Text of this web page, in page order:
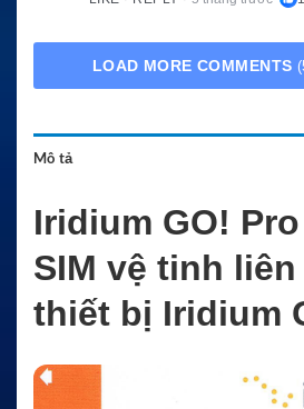
LOAD MORE COMMENTS
Mô tả
Iridium GO!
SIM vệ tinh
thiết bị Iridium